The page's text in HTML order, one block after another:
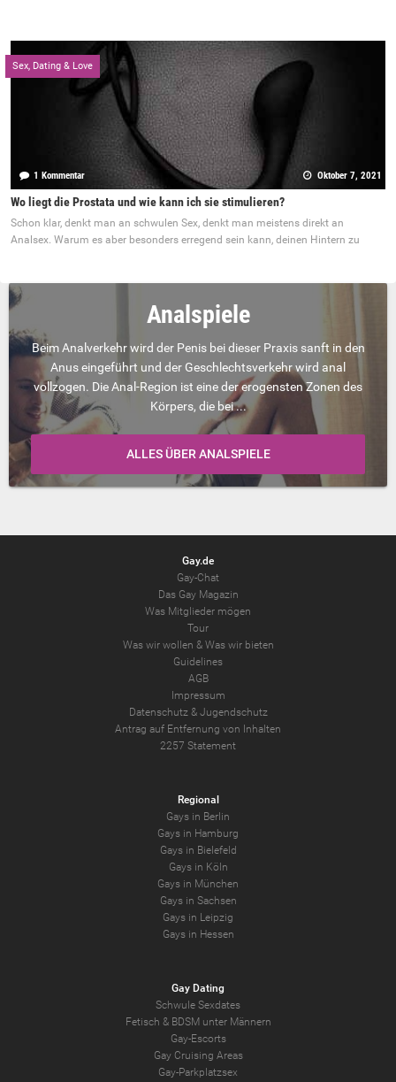
Sex, Dating & Love
1 Kommentar Oktober 7, 2021
Wo liegt die Prostata und wie kann ich sie stimulieren?
Schon klar, denkt man an schwulen Sex, denkt man meistens direkt an
Analsex. Warum es aber besonders erregend sein kann, deinen Hintern zu
Analspiele
Beim Analverkehr wird der Penis bei dieser Praxis sanft in den
Anus eingeführt und der Geschlechtsverkehr wird anal
vollzogen. Die Anal-Region ist eine der erogensten Zonen des
Körpers, die bei ...
ALLES ÜBER ANALSPIELE
Gay.de
Gay-Chat
Das Gay Magazin
Was Mitglieder mögen
Tour
Was wir wollen & Was wir bieten
Guidelines
AGB
Impressum
Datenschutz& Jugendschutz
Antrag auf Entfernung von Inhalten
2257 Statement
Regional
Gays in Berlin
Gays in Hamburg
Gays in Bielefeld
Gays in Köln
Gays in München
Gays in Sachsen
Gays in Leipzig
Gays in Hessen
Gay Dating
Schwule Sexdates
Fetisch & BDSM unter Männern
Gay-Escorts
Gay Cruising Areas
Gay-Parkplatzsex